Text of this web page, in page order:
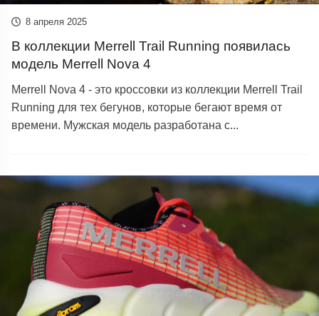
8 апреля 2025
В коллекции Merrell Trail Running появилась
модель Merrell Nova 4
Merrell Nova 4 - это кроссовки из коллекции Merrell Trail
Running для тех бегунов, которые бегают время от
времени. Мужская модель разработана с...